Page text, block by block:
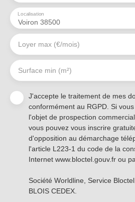
Voiron 38500
Localisation
Loyer max (€/mois)
Surface min (m²)
J'accepte le traitement de mes
conformément au RGPD. Si
l'objet de prospection
vous pouvez vous inscrire
d'opposition au démarchage
l'article L223-1 du code de la
Internet www.bloctel.gouv.fr ou
Société Worldline, Service
BLOIS CEDEX.